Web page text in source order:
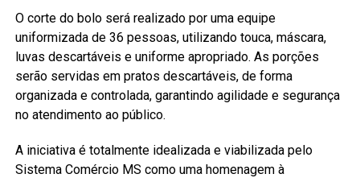
O corte do bolo será realizado por uma equipe
uniformizada de 36 pessoas, utilizando touca, máscara,
luvas descartáveis e uniforme apropriado. As porções
serão servidas em pratos descartáveis, de forma
organizada e controlada, garantindo agilidade e segurança
no atendimento ao público.
A iniciativa é totalmente idealizada e viabilizada pelo
Sistema Comércio MS como uma homenagem à